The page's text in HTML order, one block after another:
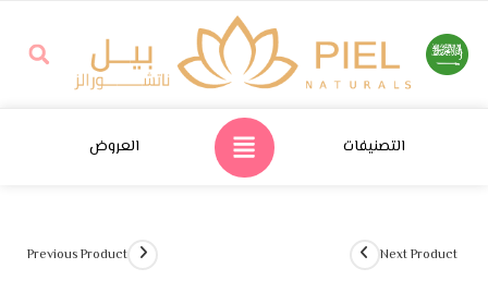
التصنيفات العروض
Previous Product Next Product